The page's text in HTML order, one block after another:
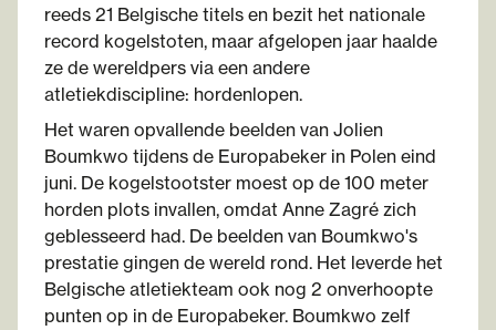
reeds 21 Belgische titels en bezit het nationale
record kogelstoten, maar afgelopen jaar haalde
ze de wereldpers via een andere
atletiekdiscipline: hordenlopen.
Het waren opvallende beelden van Jolien
Boumkwo tijdens de Europabeker in Polen eind
juni. De kogelstootster moest op de 100 meter
horden plots invallen, omdat Anne Zagré zich
geblesseerd had. De beelden van Boumkwo's
prestatie gingen de wereld rond. Het leverde het
Belgische atletiekteam ook nog 2 onverhoopte
punten op in de Europabeker. Boumkwo zelf